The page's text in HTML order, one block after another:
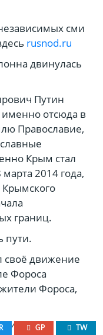
сми
rusnod.ru
двинулась
Путин
именно отсюда в
Православие,
Крым стал
2014 года,
Крымского
границ.
пути.
своё движение
Фороса
Фороса,
GP TW